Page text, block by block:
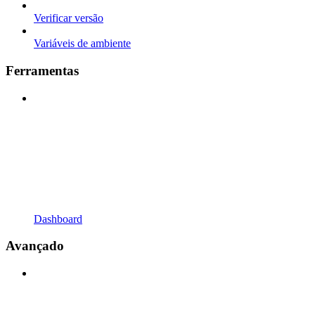
Verificar versão
Variáveis de ambiente
Ferramentas
Dashboard
Avançado